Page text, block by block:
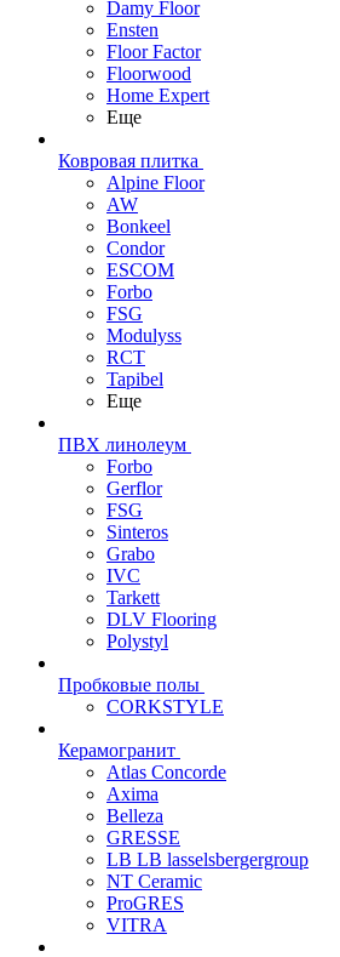
Damy Floor
Ensten
Floor Factor
Floorwood
Home Expert
Еще
Ковровая плитка
Alpine Floor
AW
Bonkeel
Condor
ESCOM
Forbo
FSG
Modulyss
RCT
Tapibel
Еще
ПВХ линолеум
Forbo
Gerflor
FSG
Sinteros
Grabo
IVC
Tarkett
DLV Flooring
Polystyl
Пробковые полы
CORKSTYLE
Керамогранит
Atlas Concorde
Axima
Belleza
GRESSE
LB LB lasselsbergergroup
NT Ceramic
ProGRES
VITRA